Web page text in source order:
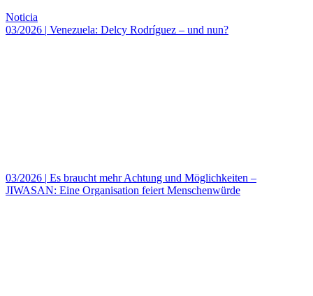
Noticia
03/2026 | Venezuela: Delcy Rodríguez – und nun?
03/2026 | Es braucht mehr Achtung und Möglichkeiten –
JIWASAN: Eine Organisation feiert Menschenwürde